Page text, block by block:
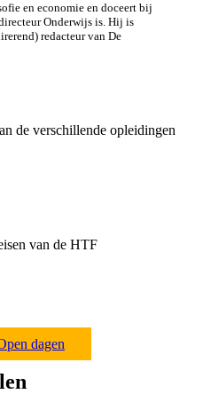
en economie en doceert bij
Onderwijs is. Hij is
redacteur van De
de verschillende opleidingen
van de HTF
dagen